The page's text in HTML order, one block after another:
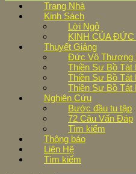
Trang Nhà
Kinh Sách
Lời Ngỏ
KINH CỦA ĐỨC
Thuyết Giảng
Đức Vô Thượng
Thiền Sư Bồ Tát
Thiền Sư Bồ Tát
Thiền Sư Bồ Tát
Nghiên Cứu
Bước đầu tu tập
72 Câu Vấn Đáp
Tìm kiếm
Thông báo
Liên Hệ
Tìm kiếm